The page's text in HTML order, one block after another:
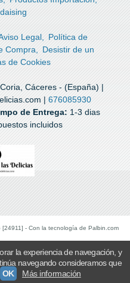
Legal
Política de
Compra
Desistir de un
de Cookies
Cáceres - (España) |
| 676085930
de Entrega: 1-3 dias
incluidos
[24911] - Con la tecnología de Palbin.com
la experiencia de navegación, y
navegando consideramos que
OK Más información